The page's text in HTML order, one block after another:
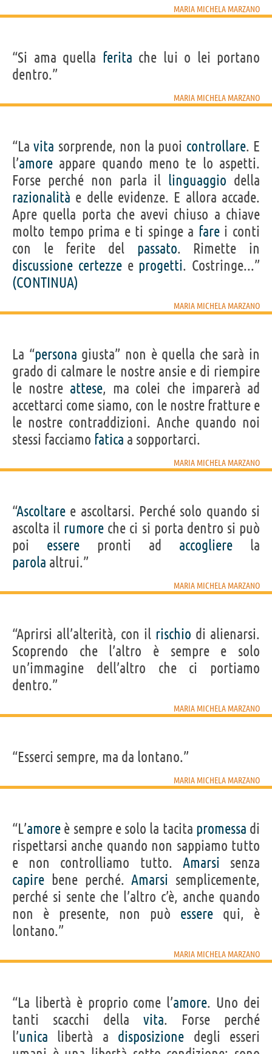
MARIA MICHELA MARZANO
“Si ama quella ferita che lui o lei portano
dentro.”
MARIA MICHELA MARZANO
“Lavita sorprende, non la puoi controllare. E
l’amore appare quando meno te lo aspetti.
Forse perché non parla il linguaggio della
razionalità e delle evidenze. E allora accade.
Apre quella porta che avevi chiuso a chiave
molto tempo prima e ti spinge a farei conti
con le ferite del passato. Rimette in
discussione certezzee progetti. Costringe...”
(CONTINUA)
MARIA MICHELA MARZANO
La “persona giusta” non è quella che sarà in
grado di calmare le nostre ansie e di riempire
le nostre attese, ma colei che imparerà ad
accettarci come siamo, con le nostre fratture e
le nostre contraddizioni. Anche quando noi
stessi facciamo fatica a sopportarci.
MARIA MICHELA MARZANO
“Ascoltare e ascoltarsi. Perché solo quando si
ascolta il rumore che ci si porta dentro si può
poi essere pronti ad accogliere la
parola altrui.”
MARIA MICHELA MARZANO
“Aprirsi all’alterità, con il rischio di alienarsi.
Scoprendo che l’altro è sempre e solo
un’immagine dell’altro che ci portiamo
dentro.”
MARIA MICHELA MARZANO
“Esserci sempre, ma da lontano.”
MARIA MICHELA MARZANO
“L’amore è sempre e solo la tacita promessa di
rispettarsi anche quando non sappiamo tutto
e non controlliamo tutto. Amarsi senza
capire bene perché.Amarsi semplicemente,
perché si sente che l’altro c’è, anche quando
non è presente, non può essere qui, è
lontano.”
MARIA MICHELA MARZANO
“La libertà è proprio come l’amore. Uno dei
tanti scacchi della vita. Forse perché
l’unica libertà a disposizione degli esseri